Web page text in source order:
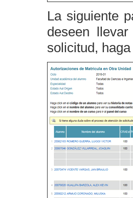
La siguiente
deseen
solicitud,